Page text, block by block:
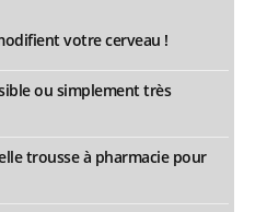
votre cerveau !
ou simplement très
trousse à pharmacie pour